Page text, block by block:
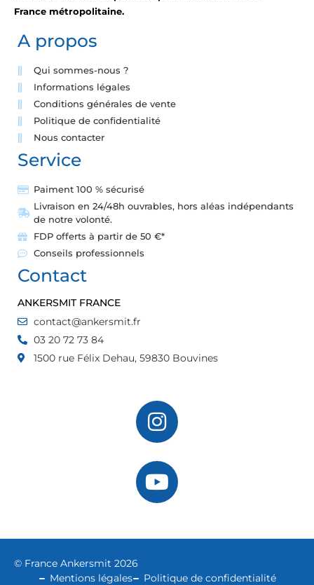
France métropolitaine.
A propos
Qui sommes-nous ?
Informations légales
Conditions générales de vente
Politique de confidentialité
Nous contacter
Service
Paiment 100 % sécurisé
Livraison en 24/48h ouvrables, hors aléas indépendants
de notre volonté.
FDP offerts à partir de 50 €*
Conseils professionnels
Contact
ANKERSMIT FRANCE
contact@ankersmit.fr
03 20 72 73 84
1500 rue Félix Dehau, 59830 Bouvines
© France Ankersmit 2026
Mentions légales
Politique de confidentialité